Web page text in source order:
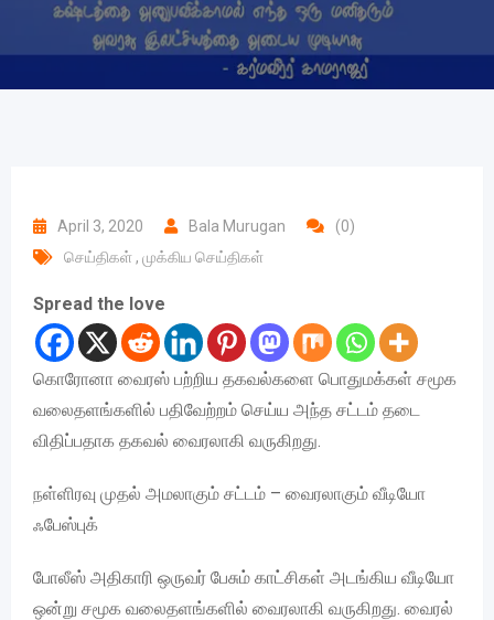
April 3, 2020 Bala Murugan
(0)
செய்திகள் , முக்கிய செய்திகள்
Spread the love
கொரோனா வைரஸ் பற்றிய தகவல்களை பொதுமக்கள் சமூக
வலைதளங்களில் பதிவேற்றம் செய்ய அந்த சட்டம் தடை
விதிப்பதாக தகவல் வைரலாகி வருகிறது.
நள்ளிரவு முதல் அமலாகும் சட்டம் – வைரலாகும் வீடியோ
ஃபேஸ்புக்
போலீஸ் அதிகாரி ஒருவர் பேசும் காட்சிகள் அடங்கிய வீடியோ
ஒன்று சமூக வலைதளங்களில் வைரலாகி வருகிறது. வைரல்